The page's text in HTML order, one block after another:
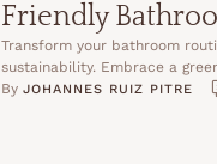
Friendly
Transform your bathroom
sustainability. Embrace a
By JOHANNES RUIZ PITRE